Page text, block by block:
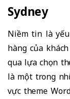
Sydney
Niềm tin là
hàng của
qua lựa chọn
là một trong
vực theme